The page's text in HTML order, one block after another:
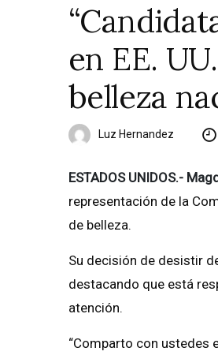
en EE.
belleza
Luz Hernandez
ESTADOS UNIDOS.-
representación de la
de belleza.
Su decisión de desistir
destacando que está
atención.
“Comparto con ustedes